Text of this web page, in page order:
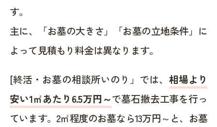
す。
主に、「お墓の大きさ」「お墓の立地条件」に
よって見積もり料金は異なります。
[終活・お墓の相談所いのり」では、 相場より
安い1㎡あたり6.5万円～で墓石撤去工事を行っ
ています。2㎡程度のお墓なら13万円～と、お墓